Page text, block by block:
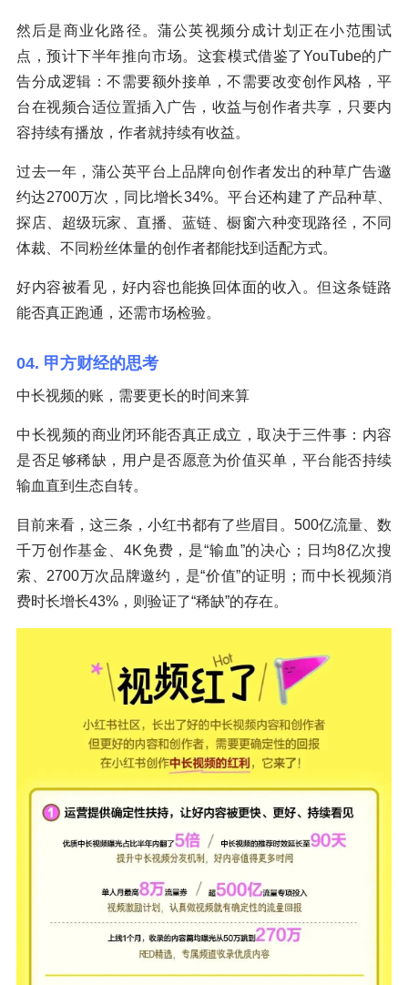
然后是商业化路径。蒲公英视频分成计划正在小范围试
点，预计下半年推向市场。这套模式借鉴了YouTube的广
告分成逻辑：不需要额外接单，不需要改变创作风格，平
台在视频合适位置插入广告，收益与创作者共享，只要内
容持续有播放，作者就持续有收益。
过去一年，蒲公英平台上品牌向创作者发出的种草广告邀
约达2700万次，同比增长34%。平台还构建了产品种草、
探店、超级玩家、直播、蓝链、橱窗六种变现路径，不同
体裁、不同粉丝体量的创作者都能找到适配方式。
好内容被看见，好内容也能换回体面的收入。但这条链路
能否真正跑通，还需市场检验。
04. 甲方财经的思考
中长视频的账，需要更长的时间来算
中长视频的商业闭环能否真正成立，取决于三件事：内容
是否足够稀缺，用户是否愿意为价值买单，平台能否持续
输血直到生态自转。
目前来看，这三条，小红书都有了些眉目。500亿流量、数
千万创作基金、4K免费，是“输血”的决心；日均8亿次搜
索、2700万次品牌邀约，是“价值”的证明；而中长视频消
费时长增长43%，则验证了“稀缺”的存在。